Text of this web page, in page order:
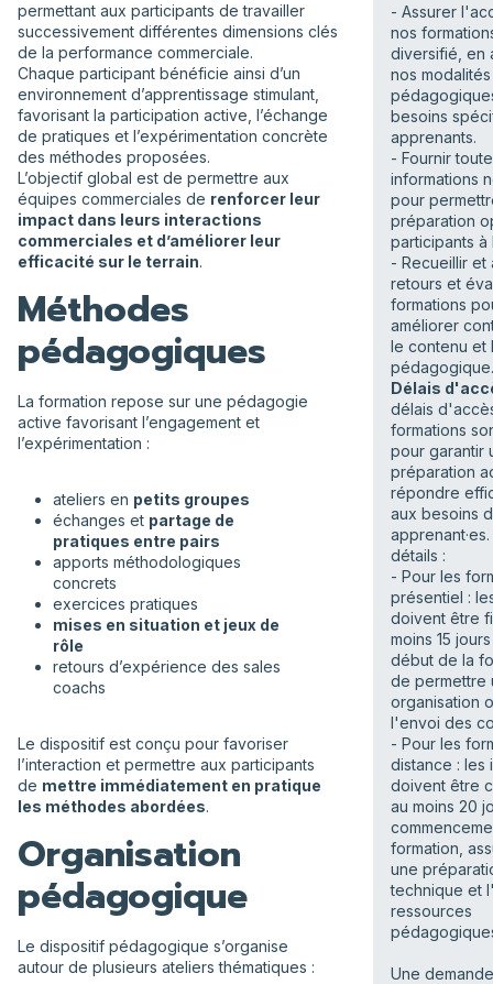
permettant aux participants de travailler
successivement différentes dimensions clés
de la performance commerciale.
Chaque participant bénéficie ainsi d’un
environnement d’apprentissage stimulant,
favorisant la participation active, l’échange
de pratiques et l’expérimentation concrète
des méthodes proposées.
L’objectif global est de permettre aux
équipes commerciales de renforcer leur
impact dans leurs interactions
commerciales et d’améliorer leur
efficacité sur le terrain.
Méthodes
pédagogiques
La formation repose sur une pédagogie
active favorisant l’engagement et
l’expérimentation :
ateliers en petits groupes
échanges et partage de
pratiques entre pairs
apports méthodologiques
concrets
exercices pratiques
mises en situation et jeux de
rôle
retours d’expérience des sales
coachs
Le dispositif est conçu pour favoriser
l’interaction et permettre aux participants
de mettre immédiatement en pratique
les méthodes abordées.
Organisation
pédagogique
Le dispositif pédagogique s’organise
autour de plusieurs ateliers thématiques :
- Assurer
nos
diversifié, en
nos modalités
besoins
apprenants.
- Fournir
informations
pour
préparation
participants à
- Recueillir et
retours et
formations
améliorer
le contenu et
pédagogique.
Délais
délais
formations
pour garantir
préparation
répondre
aux besoins
détails :
- Pour les
présentiel :
doivent être
moins 15
début de la
de permettre
organisation
l'envoi des
- Pour les
distance : les
doivent être
au moins 20
formation,
une
technique et
ressources
Une demande